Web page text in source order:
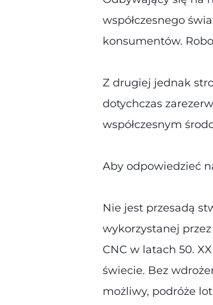
współczesnego
konsumentów.
Z drugiej jednak
dotychczas
współczesnym
Aby odpowiedzieć
Nie jest przesadą
wykorzystanej
CNC w latach 50.
świecie. Bez
możliwy, podróże